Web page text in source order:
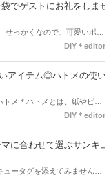
紙をこだわるプレ花嫁さん
変わりますよね♪
でゲストにお礼をしませ
っかくなので、可愛いポチ
料でダウンロードできるデザ
ているプレ花嫁さんのお手
DIY＊editor
アイテム◎ハトメの使い
メ＊ハトメとは、紙やビニ
でサイズが幅広く揃っていま
ぶことができるんです♪*
DIY＊editor
に合わせて選ぶサンキュ
ータグを添えてみません